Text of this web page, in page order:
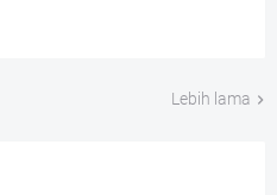
Lebih lama